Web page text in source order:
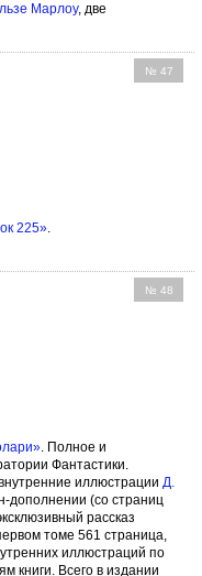
Марлоу, две
№ 47
225».
№ 48
. Полное и
Фантастики.
иллюстрации Д.
дополнении (со страниц
рассказ
томе 561 страница,
иллюстраций по
книги. Всего в издании